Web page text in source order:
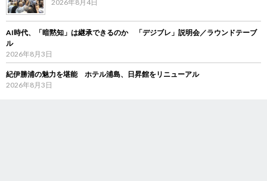
2026年8月4日
AI時代、「暗黙知」は継承できるのか 「デジブレ」説明会／ラウンドテーブ
ル
2026年8月3日
紀伊勝浦の魅力を堪能 ホテル浦島、日昇館をリニューアル
2026年8月3日